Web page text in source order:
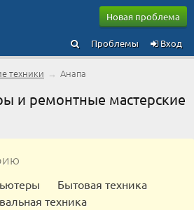
Новая проблема
Вход
Проблемы
техники → Анапа
и ремонтные мастерские
Бытовая техника
техника